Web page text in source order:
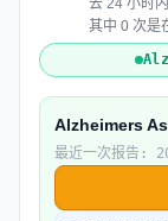
去 24 小时
其中 0 次是
Alzheimers
最近一次报告: